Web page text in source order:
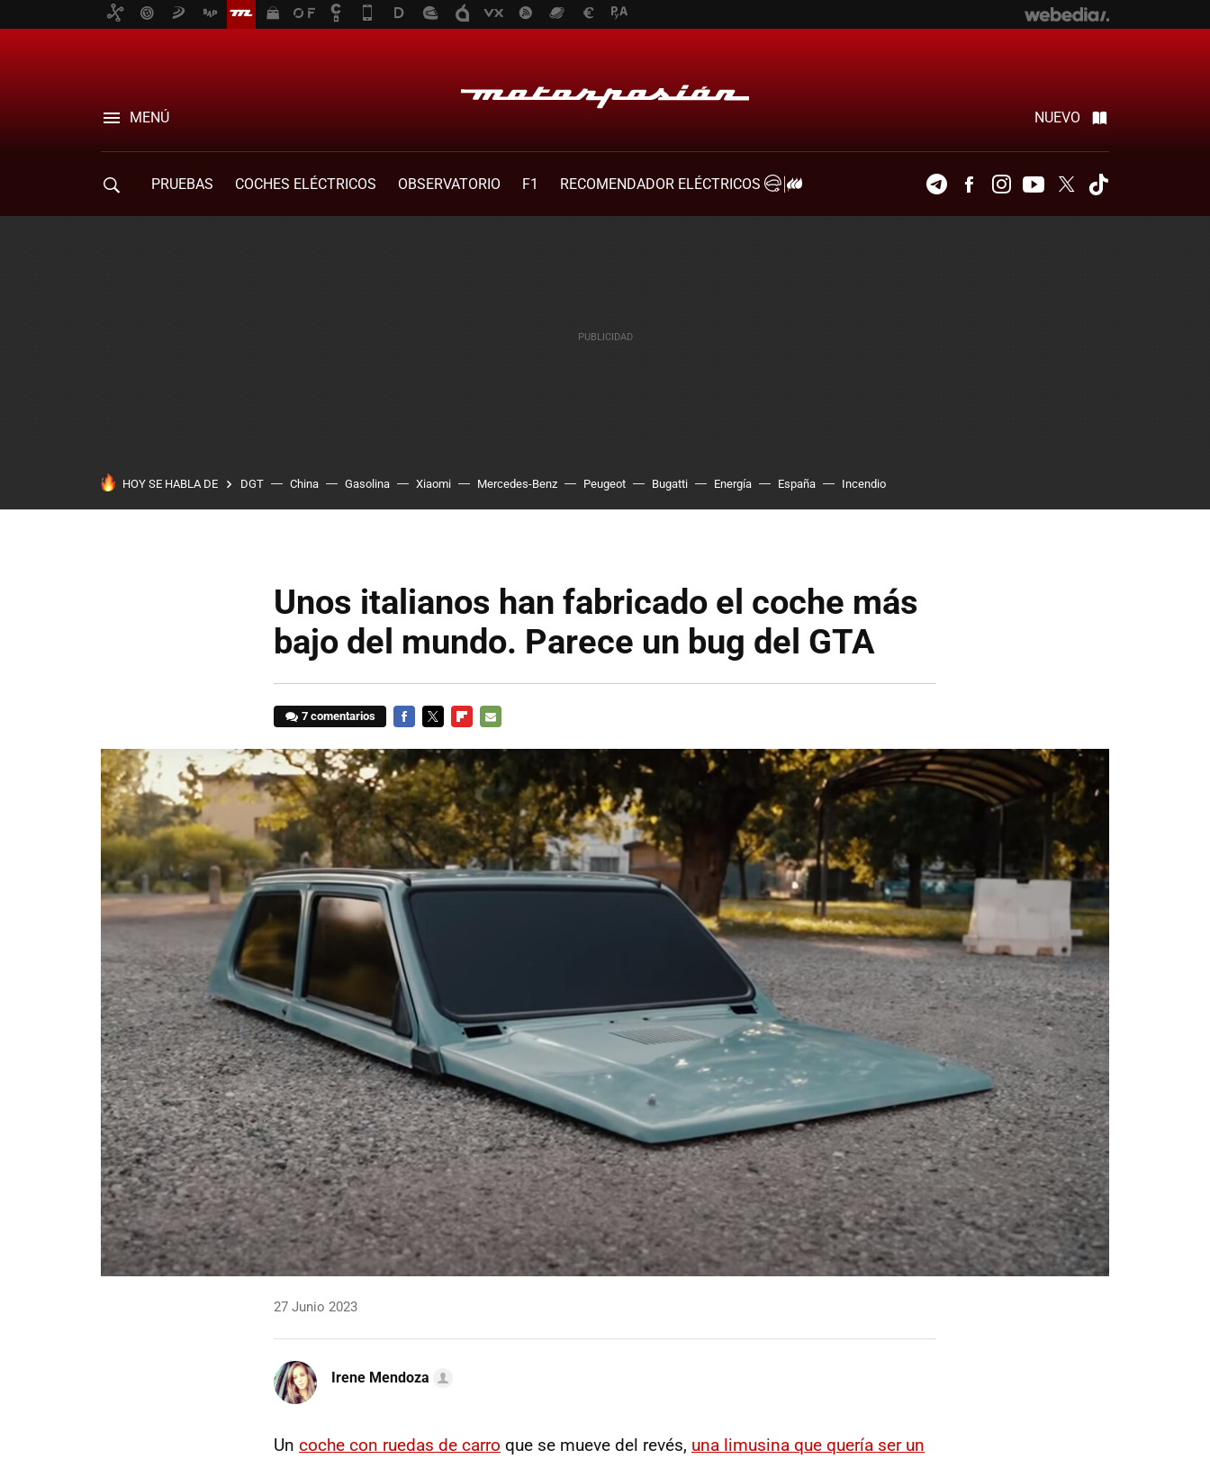
MENÚ NUEVO
PRUEBAS COCHES ELÉCTRICOS OBSERVATORIO F1
RECOMENDADOR ELÉCTRICOS
TelegramFacebookInstagramYoutubeTwitter
HOY SE HABLA DE DGT China Gasolina Xiaomi Mercedes-Benz Peugeot Bugatti Energía España Incendio
Unos italianos han fabricado el coche más
bajo del mundo. Parece un bug del GTA
7 comentarios
MAIL
27 Junio 2023
Irene Mendoza
Un coche con ruedas de carro que se mueve del revés, una limusina que quería ser un